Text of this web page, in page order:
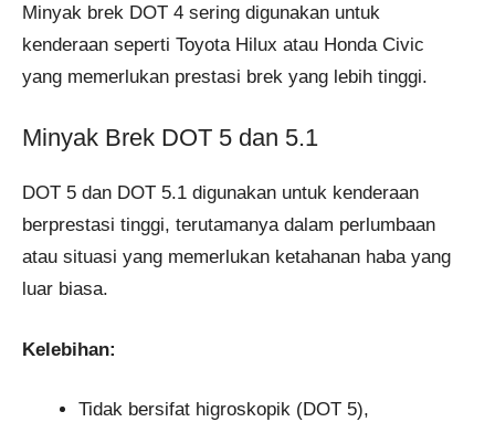
Minyak brek DOT 4 sering digunakan untuk
kenderaan seperti Toyota Hilux atau Honda Civic
yang memerlukan prestasi brek yang lebih tinggi.
Minyak Brek DOT 5 dan 5.1
DOT 5 dan DOT 5.1 digunakan untuk kenderaan
berprestasi tinggi, terutamanya dalam perlumbaan
atau situasi yang memerlukan ketahanan haba yang
luar biasa.
Kelebihan:
Tidak bersifat higroskopik (DOT 5),